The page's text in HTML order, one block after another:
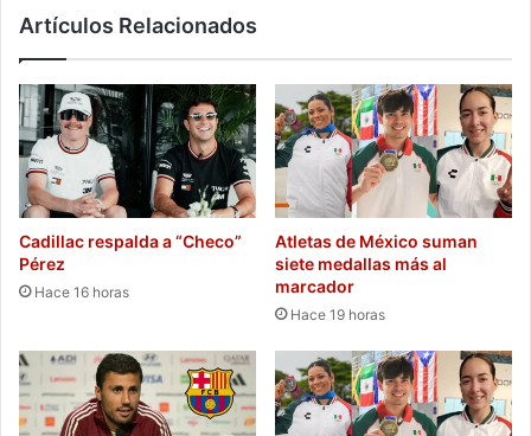
Artículos Relacionados
Cadillac respalda a “Checo”
Pérez
Hace 16 horas
Atletas de México suman
siete medallas más al
marcador
Hace 19 horas